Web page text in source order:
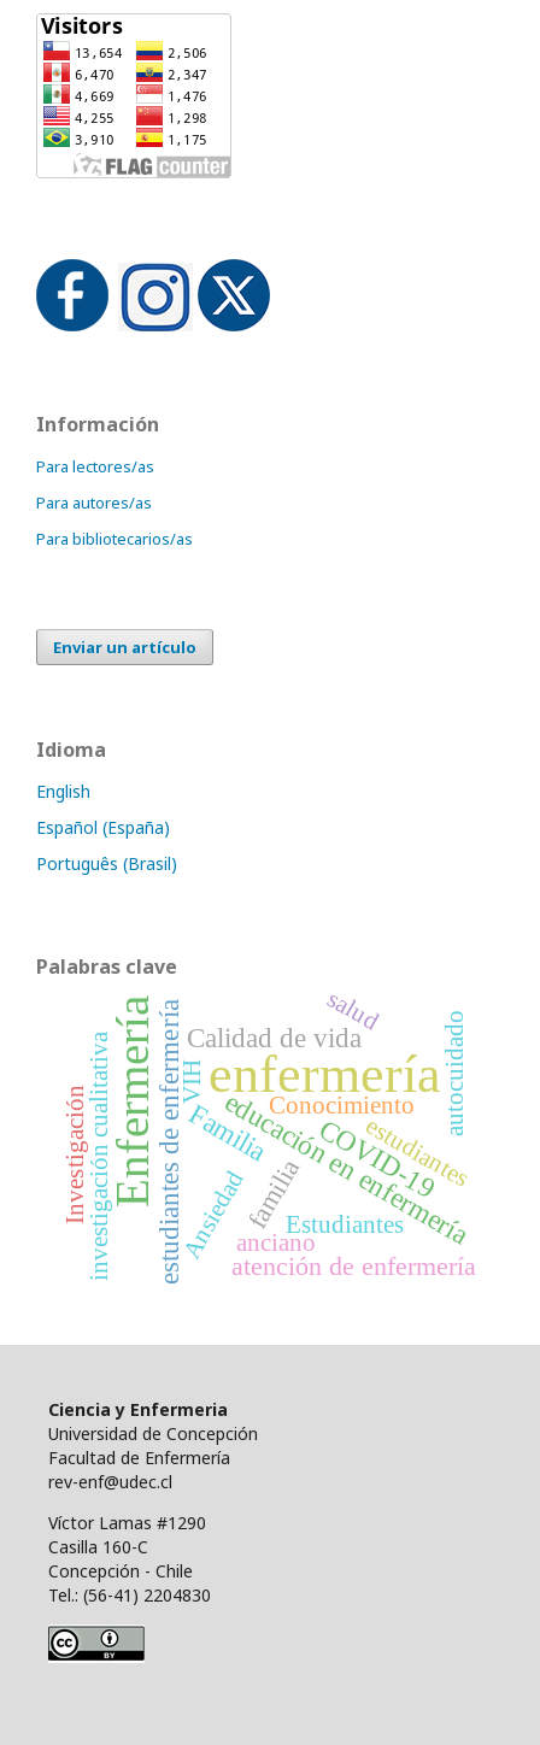
Información
Para lectores/as
Para autores/as
Para bibliotecarios/as
Enviar un artículo
Idioma
English
Español (España)
Português (Brasil)
Palabras clave
enfermería
Enfermeríaestudiantes de enfermería educación en enfermería
Calidad de vida
COVID-19
Familia
familia
atención de enfermería
Ansiedad
investigación cualitativa Conocimiento
Estudiantes
estudiantes
salud
autocuidado
Investigación
VIH
anciano
Ciencia y Enfermeria
Universidad de Concepción
Facultad de Enfermería
rev-enf@udec.cl
Víctor Lamas #1290
Casilla 160-C
Concepción - Chile
Tel.: (56-41) 2204830